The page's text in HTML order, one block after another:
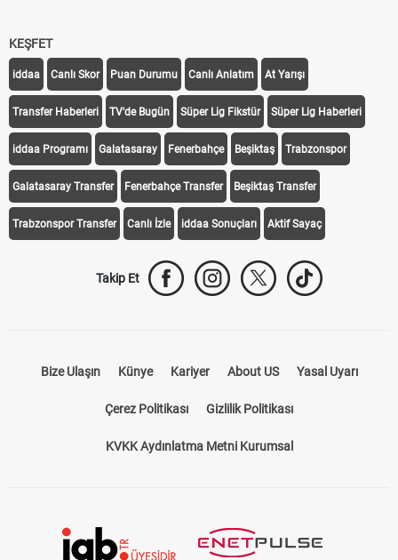
KEŞFET
iddaa Canlı Skor Puan Durumu Canlı Anlatım At Yarışı
Transfer Haberleri TV'de Bugün Süper Lig Fikstür Süper Lig Haberleri
iddaa Programı Galatasaray Fenerbahçe Beşiktaş Trabzonspor
Galatasaray Transfer Fenerbahçe Transfer Beşiktaş Transfer
Trabzonspor Transfer Canlı İzle iddaa Sonuçları Aktif Sayaç
Takip Et
Bize Ulaşın Künye Kariyer About US Yasal Uyarı
Çerez Politikası Gizlilik Politikası
KVKK Aydınlatma Metni Kurumsal